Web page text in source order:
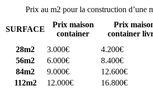
Prix au m2 pour la construction d’une
SURFACE
Prix maison
container
Prix
container
28m2
3.000€ 4.200€
56m2
6.000€ 8.400€
84m2
9.000€ 12.600€
112m2
12.000€ 16.800€